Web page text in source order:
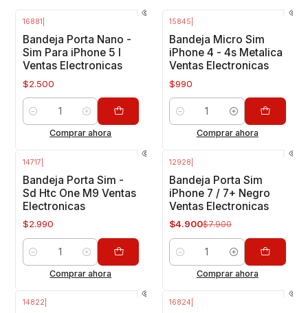
16881
Bandeja Porta Nano -
Sim Para iPhone 5 I
Ventas Electronicas
$2.500
Cantidad
Comprar ahora
15845
Bandeja Micro Sim
iPhone 4 - 4s Metalica
Ventas Electronicas
$990
Cantidad
Comprar ahora
14717
Bandeja Porta Sim -
Sd Htc One M9 Ventas
Electronicas
$2.990
Cantidad
Comprar ahora
12928
Bandeja Porta Sim
iPhone 7 / 7+ Negro
Ventas Electronicas
$4.900$7.900
Cantidad
Comprar ahora
14822 16824